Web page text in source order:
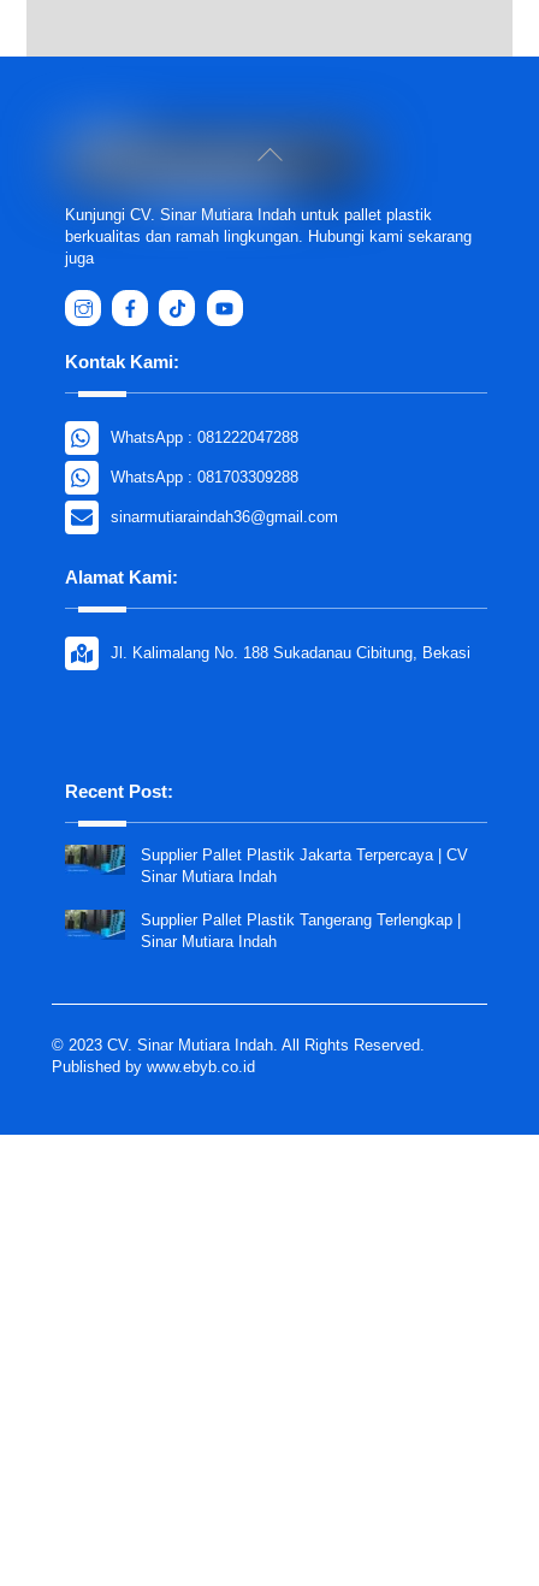
Back
Kunjungi CV. Sinar Mutiara Indah untuk pallet plastik
berkualitas dan ramah lingkungan. Hubungi kami sekarang
juga
Kontak Kami:
WhatsApp : 081222047288
WhatsApp : 081703309288
sinarmutiaraindah36@gmail.com
Alamat Kami:
Jl. Kalimalang No. 188 Sukadanau Cibitung, Bekasi
Recent Post:
Supplier Pallet Plastik Jakarta Terpercaya | CV
Sinar Mutiara Indah
Supplier Pallet Plastik Tangerang Terlengkap |
Sinar Mutiara Indah
© 2023 CV. Sinar Mutiara Indah. All Rights Reserved.
Published by www.ebyb.co.id